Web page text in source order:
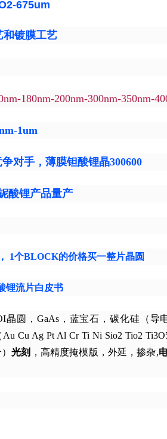
675um
和镀膜工艺
180nm-200nm-300nm-350nm-
1um
对手，薄膜钽酸锂晶300600
酸锂产品量产
1个BLOCK的价格买一整片晶圆
锂流片白皮书
圆，GaAs，蓝宝石，碳化硅（导
Cu Ag Pt Al Cr Ti Ni Sio2 Tio2
）光刻 ，高精度掩模版，外延，掺杂,